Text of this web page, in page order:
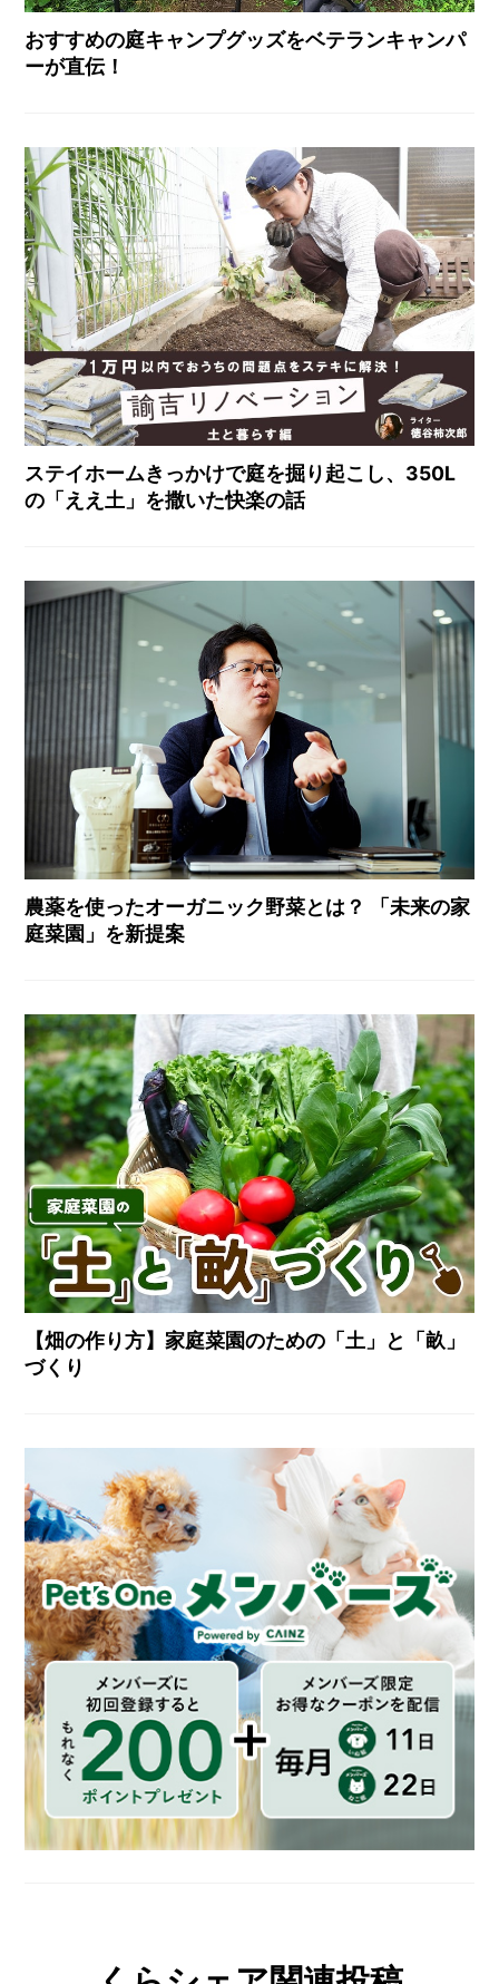
おすすめの庭キャンプグッズをベテランキャンパ
ーが直伝！
ステイホームきっかけで庭を掘り起こし、350L
の「ええ土」を撒いた快楽の話
農薬を使ったオーガニック野菜とは？ 「未来の家
庭菜園」を新提案
【畑の作り方】家庭菜園のための「土」と「畝」
づくり